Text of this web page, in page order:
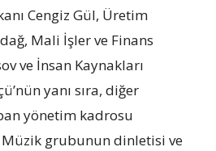
Cengiz Gül, Üretim
Mali İşler ve Finans
ve İnsan Kaynakları
yanı sıra, diğer
yönetim kadrosu
grubunun dinletisi ve